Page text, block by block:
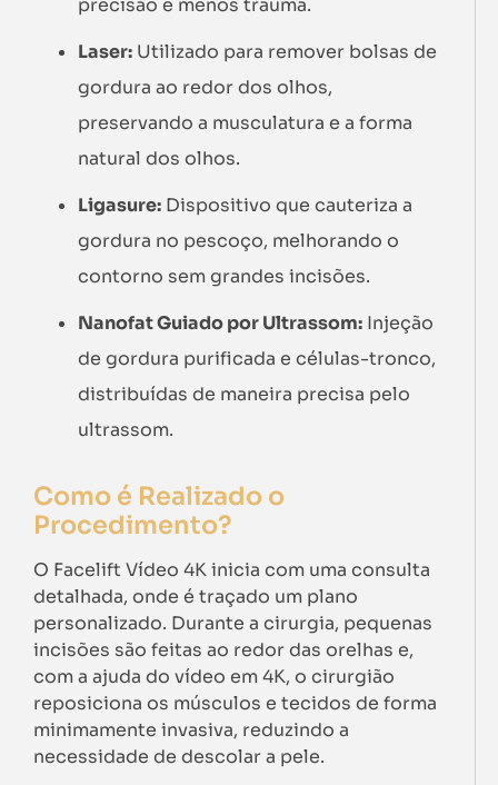
precisão e menos trauma.
Laser: Utilizado para remover bolsas de
gordura ao redor dos olhos,
preservando a musculatura e a forma
natural dos olhos.
Ligasure: Dispositivo que cauteriza a
gordura no pescoço, melhorando o
contorno sem grandes incisões.
Nanofat Guiado por Ultrassom: Injeção
de gordura purificada e células-tronco,
distribuídas de maneira precisa pelo
ultrassom.
Como é Realizado o
Procedimento?
O Facelift Vídeo 4K inicia com uma consulta
detalhada, onde é traçado um plano
personalizado. Durante a cirurgia, pequenas
incisões são feitas ao redor das orelhas e,
com a ajuda do vídeo em 4K, o cirurgião
reposiciona os músculos e tecidos de forma
minimamente invasiva, reduzindo a
necessidade de descolar a pele.